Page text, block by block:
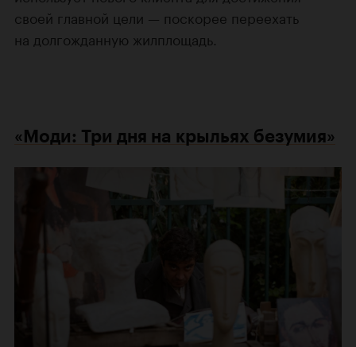
своей главной цели — поскорее переехать
на долгожданную жилплощадь.
«Моди: Три дня на крыльях безумия»